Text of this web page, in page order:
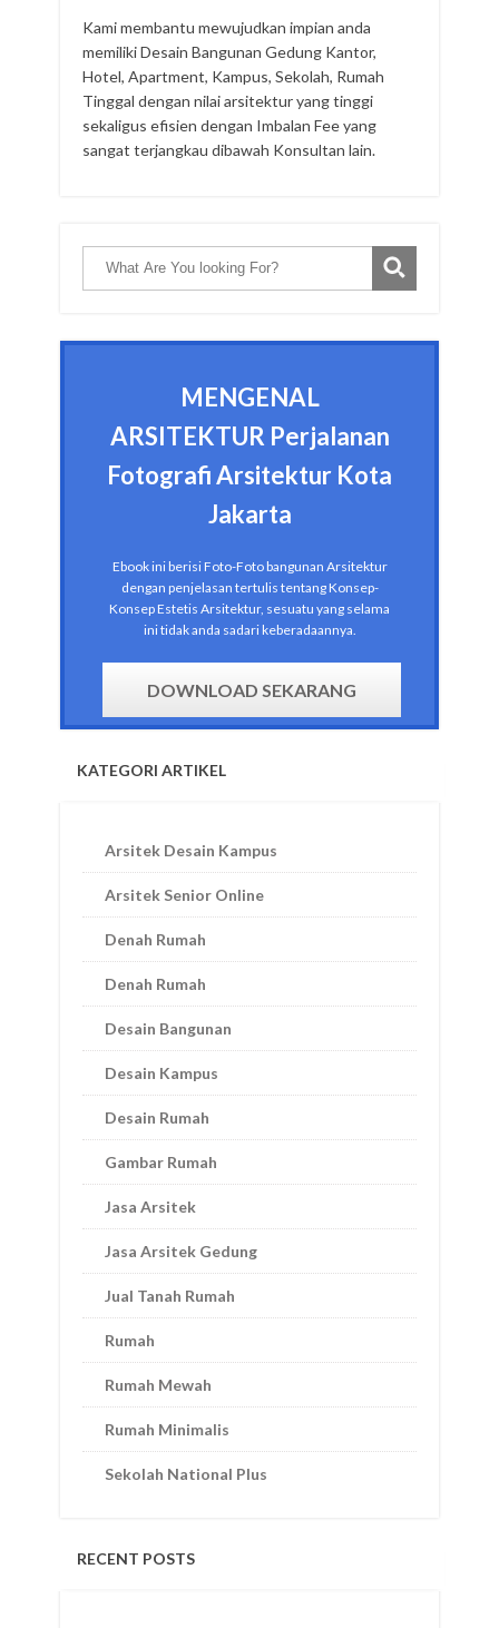
Kami membantu mewujudkan impian anda
memiliki Desain Bangunan Gedung Kantor,
Hotel, Apartment, Kampus, Sekolah, Rumah
Tinggal dengan nilai arsitektur yang tinggi
sekaligus efisien dengan Imbalan Fee yang
sangat terjangkau dibawah Konsultan lain.
MENGENAL
ARSITEKTUR Perjalanan
Fotografi Arsitektur Kota
Jakarta
Ebook ini berisi Foto-Foto bangunan Arsitektur
dengan penjelasan tertulis tentang Konsep-
Konsep Estetis Arsitektur, sesuatu yang selama
ini tidak anda sadari keberadaannya.
DOWNLOAD SEKARANG
KATEGORI ARTIKEL
Arsitek Desain Kampus
Arsitek Senior Online
Denah Rumah
Denah Rumah
Desain Bangunan
Desain Kampus
Desain Rumah
Gambar Rumah
Jasa Arsitek
Jasa Arsitek Gedung
Jual Tanah Rumah
Rumah
Rumah Mewah
Rumah Minimalis
Sekolah National Plus
RECENT POSTS